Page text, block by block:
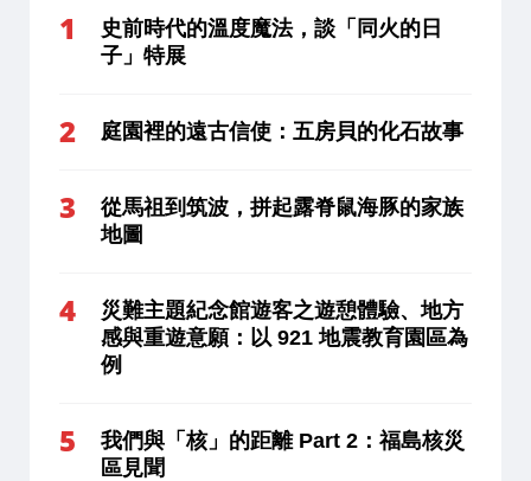
史前時代的溫度魔法，談「同火的日
子」特展
庭園裡的遠古信使：五房貝的化石故事
從馬祖到筑波，拼起露脊鼠海豚的家族
地圖
災難主題紀念館遊客之遊憩體驗、地方
感與重遊意願：以 921 地震教育園區為
例
我們與「核」的距離 Part 2：福島核災
區見聞